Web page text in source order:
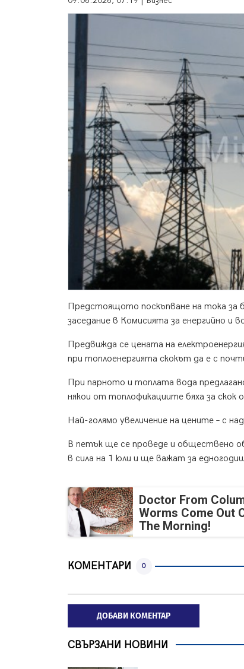
Предстоящото поскъпване на тока
заседание в Комисията за енергийно и
Предвижда се цената на
при топлоенергията скокът да е с
При парното и топлата вода
някои от топлофикациите бяха за скок
Най-голямо увеличение на цените – с
В петък ще се проведе и обществено
в сила на 1 юли и ще важат за
Doctor From
Worms Come Out
The Morning!
КОМЕНТАРИ 0
ДОБАВИ КОМЕНТАР
СВЪРЗАНИ НОВИНИ